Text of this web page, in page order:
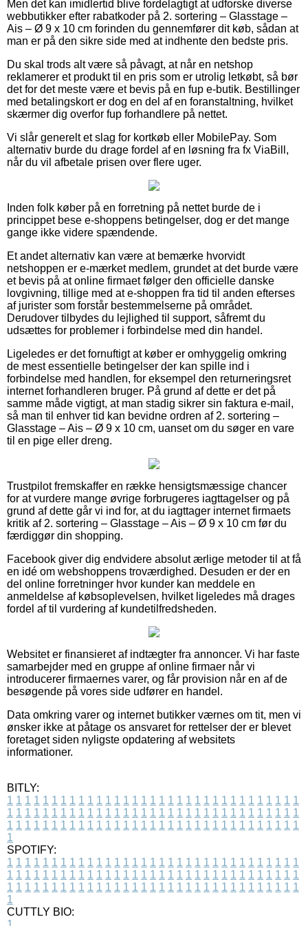
Men det kan imidlertid blive fordelagtigt at udforske diverse
webbutikker efter rabatkoder på 2. sortering – Glasstage –
Ais – Ø 9 x 10 cm forinden du gennemfører dit køb, sådan at
man er på den sikre side med at indhente den bedste pris.
Du skal trods alt være så påvagt, at når en netshop
reklamerer et produkt til en pris som er utrolig letkøbt, så bør
det for det meste være et bevis på en fup e-butik. Bestillinger
med betalingskort er dog en del af en foranstaltning, hvilket
skærmer dig overfor fup forhandlere på nettet.
Vi slår generelt et slag for kortkøb eller MobilePay. Som
alternativ burde du drage fordel af en løsning fra fx ViaBill,
når du vil afbetale prisen over flere uger.
Inden folk køber på en forretning på nettet burde de i
princippet bese e-shoppens betingelser, dog er det mange
gange ikke videre spændende.
Et andet alternativ kan være at bemærke hvorvidt
netshoppen er e-mærket medlem, grundet at det burde være
et bevis på at online firmaet følger den officielle danske
lovgivning, tillige med at e-shoppen fra tid til anden efterses
af jurister som forstår bestemmelserne på området.
Derudover tilbydes du lejlighed til support, såfremt du
udsættes for problemer i forbindelse med din handel.
Ligeledes er det fornuftigt at køber er omhyggelig omkring
de mest essentielle betingelser der kan spille ind i
forbindelse med handlen, for eksempel den returneringsret
internet forhandleren bruger. På grund af dette er det på
samme måde vigtigt, at man stadig sikrer sin faktura e-mail,
så man til enhver tid kan bevidne ordren af 2. sortering –
Glasstage – Ais – Ø 9 x 10 cm, uanset om du søger en vare
til en pige eller dreng.
Trustpilot fremskaffer en række hensigtsmæssige chancer
for at vurdere mange øvrige forbrugeres iagttagelser og på
grund af dette går vi ind for, at du iagttager internet firmaets
kritik af 2. sortering – Glasstage – Ais – Ø 9 x 10 cm før du
færdiggør din shopping.
Facebook giver dig endvidere absolut ærlige metoder til at få
en idé om webshoppens troværdighed. Desuden er der en
del online forretninger hvor kunder kan meddele en
anmeldelse af købsoplevelsen, hvilket ligeledes må drages
fordel af til vurdering af kundetilfredsheden.
Websitet er finansieret af indtægter fra annoncer. Vi har faste
samarbejder med en gruppe af online firmaer når vi
introducerer firmaernes varer, og får provision når en af de
besøgende på vores side udfører en handel.
Data omkring varer og internet butikker værnes om tit, men vi
ønsker ikke at påtage os ansvaret for rettelser der er blevet
foretaget siden nyligste opdatering af websitets
informationer.
BITLY:
1 1 1 1 1 1 1 1 1 1 1 1 1 1 1 1 1 1 1 1 1 1 1 1 1 1 1 1 1 1 1 1 1
1 1 1 1 1 1 1 1 1 1 1 1 1 1 1 1 1 1 1 1 1 1 1 1 1 1 1 1 1 1 1 1 1
1 1 1 1 1 1 1 1 1 1 1 1 1 1 1 1 1 1 1 1 1 1 1 1 1 1 1 1 1 1 1 1 1
1
SPOTIFY:
1 1 1 1 1 1 1 1 1 1 1 1 1 1 1 1 1 1 1 1 1 1 1 1 1 1 1 1 1 1 1 1 1
1 1 1 1 1 1 1 1 1 1 1 1 1 1 1 1 1 1 1 1 1 1 1 1 1 1 1 1 1 1 1 1 1
1 1 1 1 1 1 1 1 1 1 1 1 1 1 1 1 1 1 1 1 1 1 1 1 1 1 1 1 1 1 1 1 1
1
CUTTLY BIO: